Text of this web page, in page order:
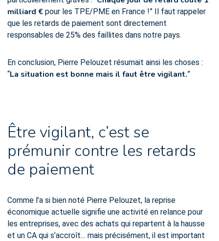
milliard € pour les TPE/PME en France !” Il faut rappeler
que les retards de paiement sont directement
responsables de 25% des faillites dans notre pays.
En conclusion, Pierre Pelouzet résumait ainsi les choses :
“La situation est bonne mais il faut être vigilant.”
Être vigilant, c’est se
prémunir contre les retards
de paiement
Comme l’a si bien noté Pierre Pelouzet, la reprise
économique actuelle signifie une activité en relance pour
les entreprises, avec des achats qui repartent à la hausse
et un CA qui s’accroît… mais précisément, il est important